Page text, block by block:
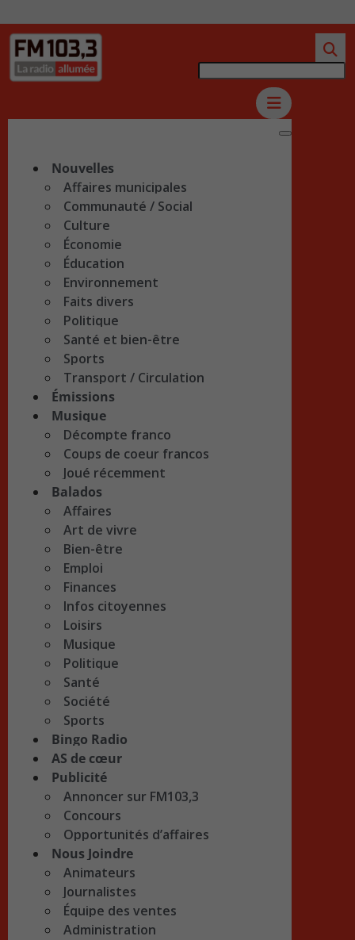
Nouvelles
Affaires municipales
Communauté / Social
Culture
Économie
Éducation
Environnement
Faits divers
Politique
Santé et bien-être
Sports
Transport / Circulation
Émissions
Musique
Décompte franco
Coups de coeur francos
Joué récemment
Balados
Affaires
Art de vivre
Bien-être
Emploi
Finances
Infos citoyennes
Loisirs
Musique
Politique
Santé
Société
Sports
Bingo Radio
AS de cœur
Publicité
Annoncer sur FM103,3
Concours
Opportunités d’affaires
Nous Joindre
Animateurs
Journalistes
Équipe des ventes
Administration